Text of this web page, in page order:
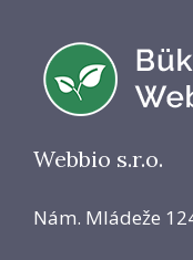
Webbio s.r.o.
Nám. Mládeže